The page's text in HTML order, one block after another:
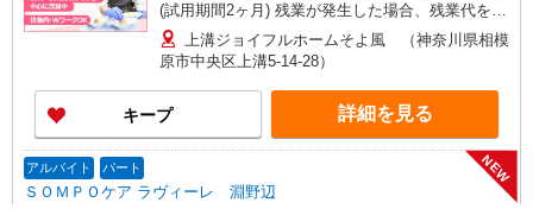
(試用期間2ヶ月) 残業が発生した場合、残業代を1
分単位で別途支給します。
上溝ジョイフルホームそよ風 （神奈川県相模
原市中央区上溝5-14-28）
キープ 詳細を見る
アルバイト パート
ＳＯＭＰＯケア ラヴィーレ 淵野辺
NEW